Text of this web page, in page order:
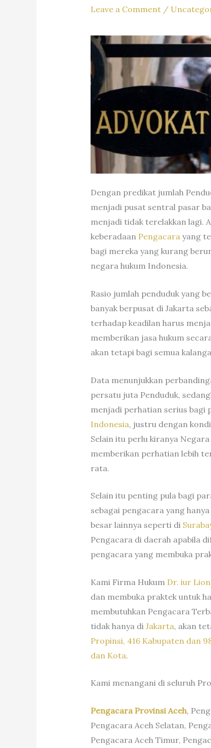
Leave a Comment /
Dengan predikat jumlah
menjadi pusat sentral pasar
menjadi tidak terelakkan lagi.
keberadaan Pengacarayang
bagi mereka yang kurang
negara hukum Indonesia.
Rasio jumlah penduduk yang
banyak berpusat di Jakarta
terhadap keadilan harus
memberikan jasa hukum
akan tetapi bagi semua
Data menunjukkan
persatu juta Penduduk,
menjadi perhatian serius bagi
Indonesia, justru dengan
Selain itu perlu kiranya
memberikan perhatian lebih
rata.
Selain itu penting pula bagi
sebagai pengacara yang
besar lainnya seperti di
Pengacara di daerah apabila
pengacara yang membuka
Kami Firma Hukum Dr. iur
dan membuka praktek untuk
membutuhkan Pengacara
tidak hanya di Jakarta, akan
Propinsi, 416 Kabupaten dan
dan Kota.
Kami menangani di seluruh
Pengacara Provinsi Aceh,
Pengacara Aceh Selatan,
Pengacara Aceh Timur,